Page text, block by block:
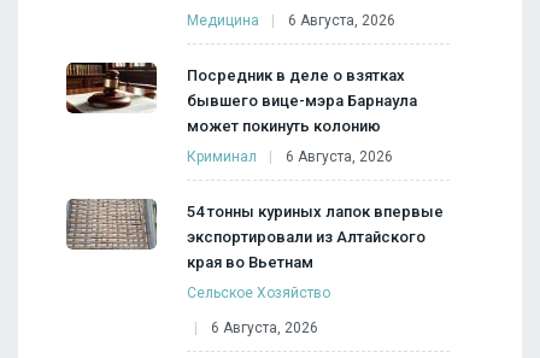
Медицина 6 Августа, 2026
Посредник в деле о взятках
бывшего вице-мэра Барнаула
может покинуть колонию
Криминал 6 Августа, 2026
54 тонны куриных лапок впервые
экспортировали из Алтайского
края во Вьетнам
Сельское Хозяйство
6 Августа, 2026